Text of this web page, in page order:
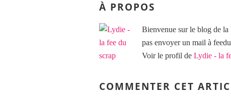
À PROPOS
Bienvenue sur le blog de la
pas envoyer un mail à
Voir le profil de Lydie - la
COMMENTER CET